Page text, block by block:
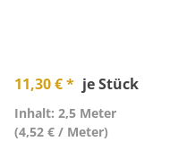
11,30 € * je Stück
Inhalt: 2,5 Meter
(4,52 € / Meter)